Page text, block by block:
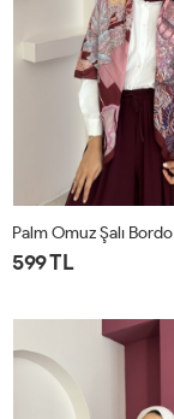
Palm Omuz Şalı Bordo
599 TL